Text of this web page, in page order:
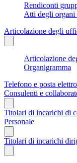
Rendiconti
Atti degli
Articolazione degli
Articolazione
Organigramma
Telefono e posta
Consulenti e
Titolari di incarichi di
Personale
Titolari di incarichi